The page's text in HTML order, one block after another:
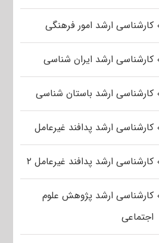
کارشناسی ارشد امور فرهنگی
کارشناسی ارشد ایران شناسی
کارشناسی ارشد باستان شناسی
کارشناسی ارشد پدافند غیرعامل
کارشناسی ارشد پدافند غیرعامل ۲
کارشناسی ارشد پژوهش علوم
اجتماعی